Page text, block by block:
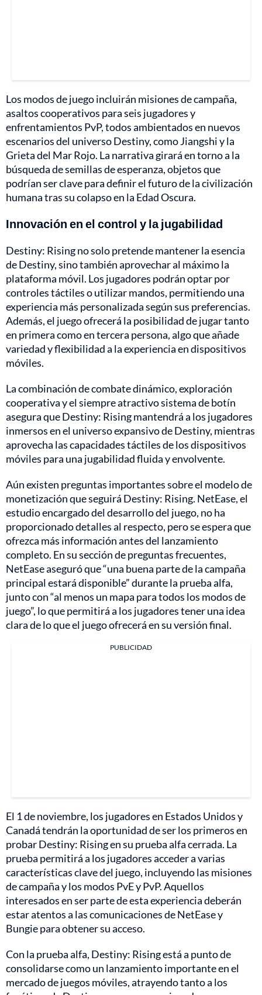
Los modos de juego incluirán misiones de campaña,
asaltos cooperativos para seis jugadores y
enfrentamientos PvP, todos ambientados en nuevos
escenarios del universo Destiny, como Jiangshi y la
Grieta del Mar Rojo. La narrativa girará en torno a la
búsqueda de semillas de esperanza, objetos que
podrían ser clave para definir el futuro de la civilización
humana tras su colapso en la Edad Oscura.
Innovación en el control y la jugabilidad
Destiny: Rising no solo pretende mantener la esencia
de Destiny, sino también aprovechar al máximo la
plataforma móvil. Los jugadores podrán optar por
controles táctiles o utilizar mandos, permitiendo una
experiencia más personalizada según sus preferencias.
Además, el juego ofrecerá la posibilidad de jugar tanto
en primera como en tercera persona, algo que añade
variedad y flexibilidad a la experiencia en dispositivos
móviles.
La combinación de combate dinámico, exploración
cooperativa y el siempre atractivo sistema de botín
asegura que Destiny: Rising mantendrá a los jugadores
inmersos en el universo expansivo de Destiny, mientras
aprovecha las capacidades táctiles de los dispositivos
móviles para una jugabilidad fluida y envolvente.
Aún existen preguntas importantes sobre el modelo de
monetización que seguirá Destiny: Rising. NetEase, el
estudio encargado del desarrollo del juego, no ha
proporcionado detalles al respecto, pero se espera que
ofrezca más información antes del lanzamiento
completo. En su sección de preguntas frecuentes,
NetEase aseguró que “una buena parte de la campaña
principal estará disponible” durante la prueba alfa,
junto con “al menos un mapa para todos los modos de
juego”, lo que permitirá a los jugadores tener una idea
clara de lo que el juego ofrecerá en su versión final.
PUBLICIDAD
El 1 de noviembre, los jugadores en Estados Unidos y
Canadá tendrán la oportunidad de ser los primeros en
probar Destiny: Rising en su prueba alfa cerrada. La
prueba permitirá a los jugadores acceder a varias
características clave del juego, incluyendo las misiones
de campaña y los modos PvE y PvP. Aquellos
interesados en ser parte de esta experiencia deberán
estar atentos a las comunicaciones de NetEase y
Bungie para obtener su acceso.
Con la prueba alfa, Destiny: Rising está a punto de
consolidarse como un lanzamiento importante en el
mercado de juegos móviles, atrayendo tanto a los